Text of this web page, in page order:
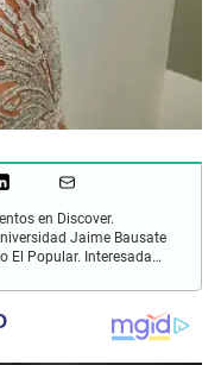
en Discover.
Jaime Bausate
El Popular. Interesada
y series.